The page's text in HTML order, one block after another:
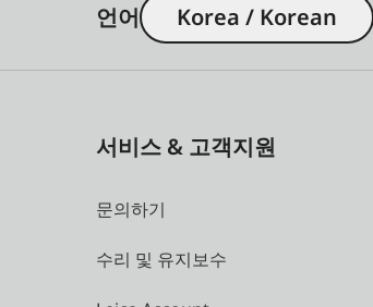
언어 Korea / Korean
서비스 & 고객지원
문의하기
수리 및 유지보수